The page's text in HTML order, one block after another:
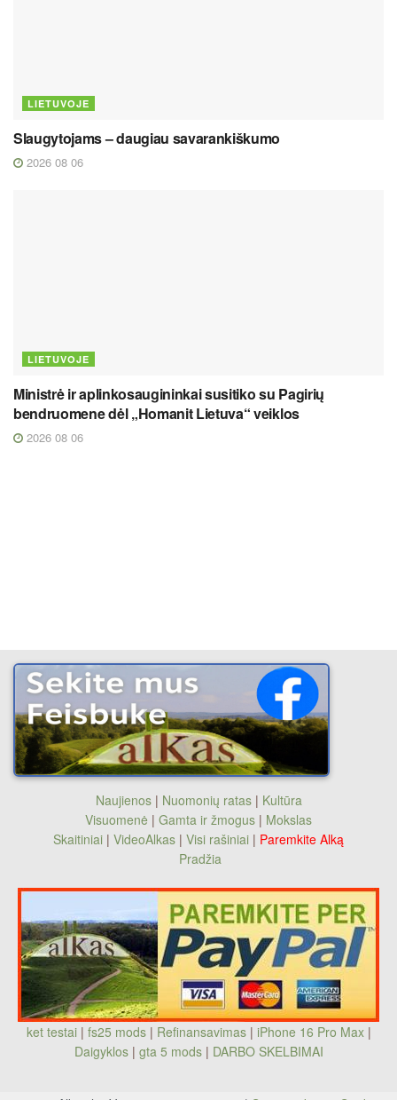
LIETUVOJE
Slaugytojams – daugiau savarankiškumo
2026 08 06
LIETUVOJE
Ministrė ir aplinkosaugininkai susitiko su Pagirių
bendruomene dėl „Homanit Lietuva“ veiklos
2026 08 06
Naujienos| Nuomonių ratas| Kultūra
Visuomenė | Gamta ir žmogus | Mokslas
Skaitiniai | VideoAlkas | Visi rašiniai | Paremkite Alką
Pradžia
ket testai | fs25 mods| Refinansavimas| iPhone 16 Pro Max|
Daigyklos| gta 5 mods | DARBO SKELBIMAI